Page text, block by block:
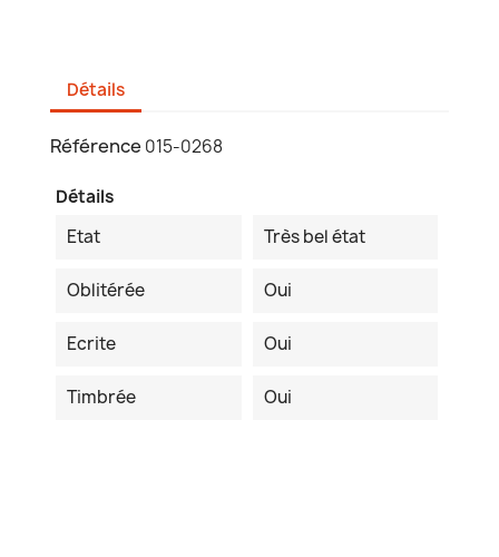
Détails
Référence 015-0268
Détails
Etat
Très bel état
Oblitérée Oui
Ecrite Oui
Timbrée Oui